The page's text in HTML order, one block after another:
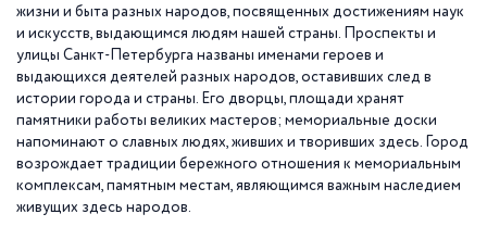
жизни и быта разных народов, посвященных достижениям наук
и искусств, выдающимся людям нашей страны. Проспекты и
улицы Санкт-Петербурга названы именами героев и
выдающихся деятелей разных народов, оставивших след в
истории города и страны. Его дворцы, площади хранят
памятники работы великих мастеров; мемориальные доски
напоминают о славных людях, живших и творивших здесь. Город
возрождает традиции бережного отношения к мемориальным
комплексам, памятным местам, являющимся важным наследием
живущих здесь народов.